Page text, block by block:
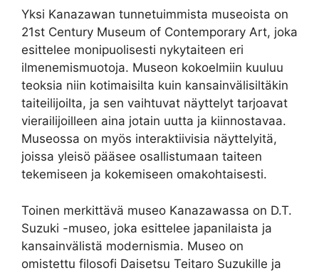
Yksi Kanazawan tunnetuimmista museoista on
21st Century Museum of Contemporary Art, joka
esittelee monipuolisesti nykytaiteen eri
ilmenemismuotoja. Museon kokoelmiin kuuluu
teoksia niin kotimaisilta kuin kansainvälisiltäkin
taiteilijoilta, ja sen vaihtuvat näyttelyt tarjoavat
vierailijoilleen aina jotain uutta ja kiinnostavaa.
Museossa on myös interaktiivisia näyttelyitä,
joissa yleisö pääsee osallistumaan taiteen
tekemiseen ja kokemiseen omakohtaisesti.
Toinen merkittävä museo Kanazawassa on D.T.
Suzuki -museo, joka esittelee japanilaista ja
kansainvälistä modernismia. Museo on
omistettu filosofi Daisetsu Teitaro Suzukille ja